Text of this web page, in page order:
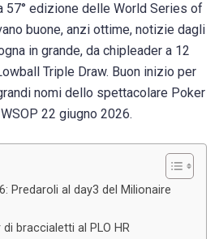
57° edizione delle World Series of
buone, anzi ottime, notizie dagli
in grande, da chipleader a 12
Triple Draw. Buon inizio per
nomi dello spettacolare Poker
22 giugno 2026.
Predaroli al day3 del Milionaire
braccialetti al PLO HR